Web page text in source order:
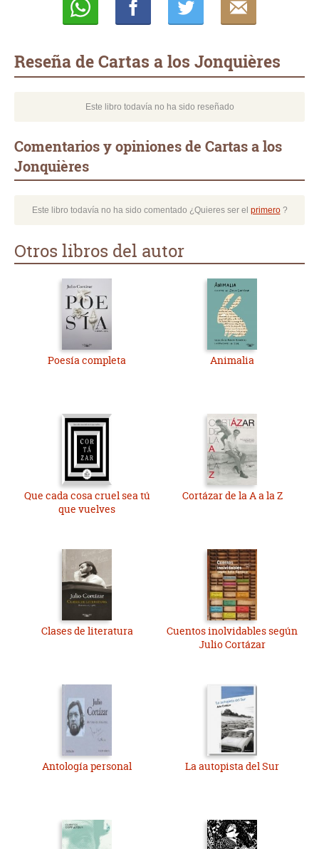
Reseña de Cartas a los Jonquières
Este libro todavía no ha sido reseñado
Comentarios y opiniones de Cartas a los
Jonquières
Este libro todavía no ha sido comentado ¿Quieres ser el primero?
Otros libros del autor
Poesía completa Animalia
Que cada cosa cruel sea tú
que vuelves
Cortázar de la A a la Z
Clases de literatura
Cuentos inolvidables según
Julio Cortázar
Antología personal La autopista del Sur